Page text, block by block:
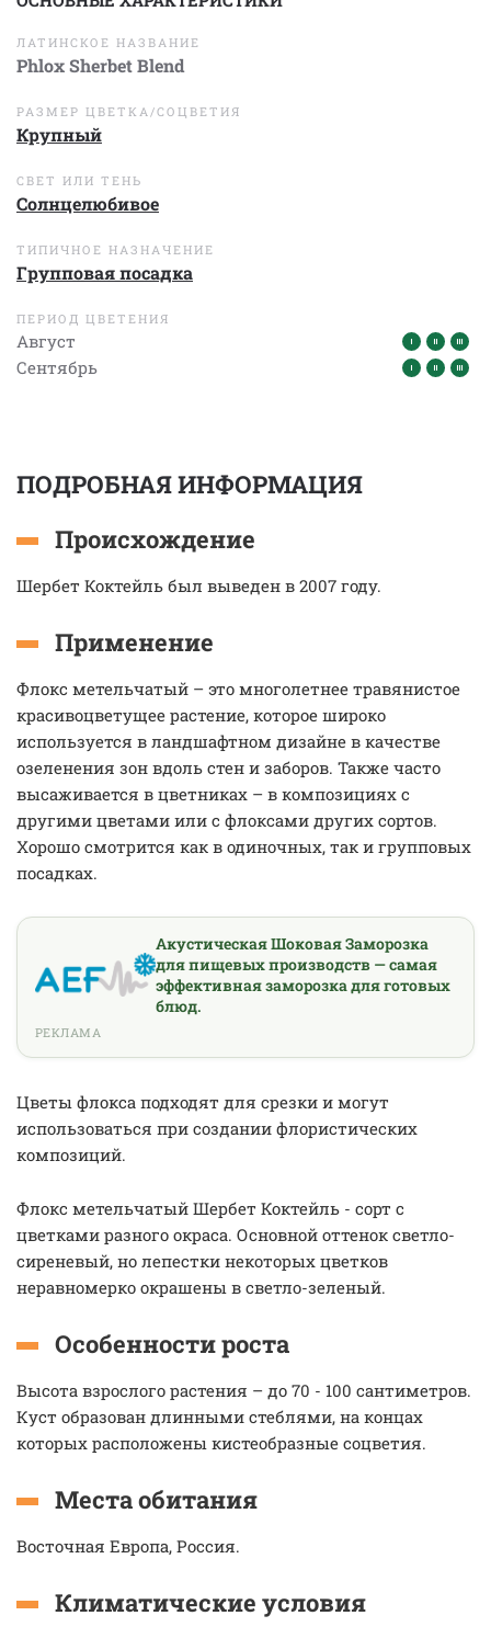
ЛАТИНСКОЕ НАЗВАНИЕ
Phlox Sherbet Blend
РАЗМЕР ЦВЕТКА/СОЦВЕТИЯ
Крупный
СВЕТ ИЛИ ТЕНЬ
Солнцелюбивое
ТИПИЧНОЕ НАЗНАЧЕНИЕ
Групповая посадка
ПЕРИОД ЦВЕТЕНИЯ
Август
Сентябрь
ПОДРОБНАЯ ИНФОРМАЦИЯ
Происхождение
Шербет Коктейль был выведен в 2007 году.
Применение
Флокс метельчатый – это многолетнее травянистое
красивоцветущее растение, которое широко
используется в ландшафтном дизайне в качестве
озеленения зон вдоль стен и заборов. Также часто
высаживается в цветниках – в композициях с
другими цветами или с флоксами других сортов.
Хорошо смотрится как в одиночных, так и групповых
посадках.
Акустическая Шоковая Заморозка
для пищевых производств — самая
эффективная заморозка для готовых
блюд.
РЕКЛАМА
Цветы флокса подходят для срезки и могут
использоваться при создании флористических
композиций.
Флокс метельчатый Шербет Коктейль - сорт с
цветками разного окраса. Основной оттенок светло-
сиреневый, но лепестки некоторых цветков
неравномерко окрашены в светло-зеленый.
Особенности роста
Высота взрослого растения – до 70 - 100 сантиметров.
Куст образован длинными стеблями, на концах
которых расположены кистеобразные соцветия.
Места обитания
Восточная Европа, Россия.
Климатические условия